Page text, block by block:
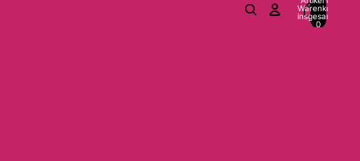
Warenkorb
insgesamt:
0